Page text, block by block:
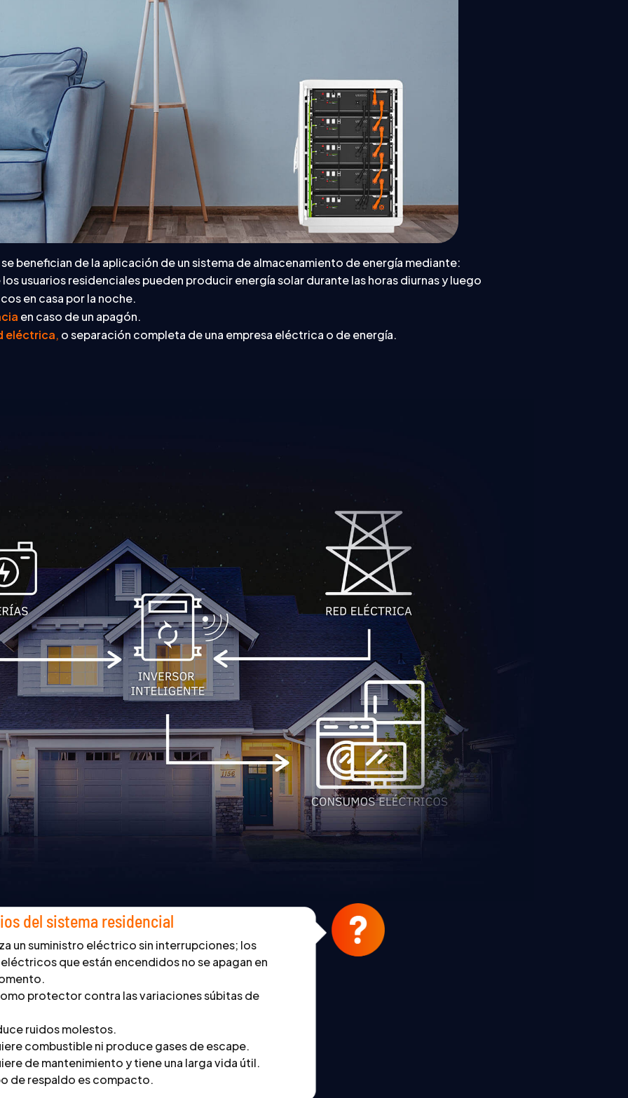
benefician de la aplicación de un sistema de almacenamiento de energía mediante:
usuarios residenciales pueden producir energía solar durante las horas diurnas y luego
en casa por la noche.
en caso de un apagón.
eléctrica, o separación completa de una empresa eléctrica o de energía.
del sistema residencial
un suministro eléctrico sin interrupciones; los
que están encendidos no se apagan en
protector contra las variaciones súbitas de
ruidos molestos.
combustible ni produce gases de escape.
de mantenimiento y tiene una larga vida útil.
de respaldo es compacto.